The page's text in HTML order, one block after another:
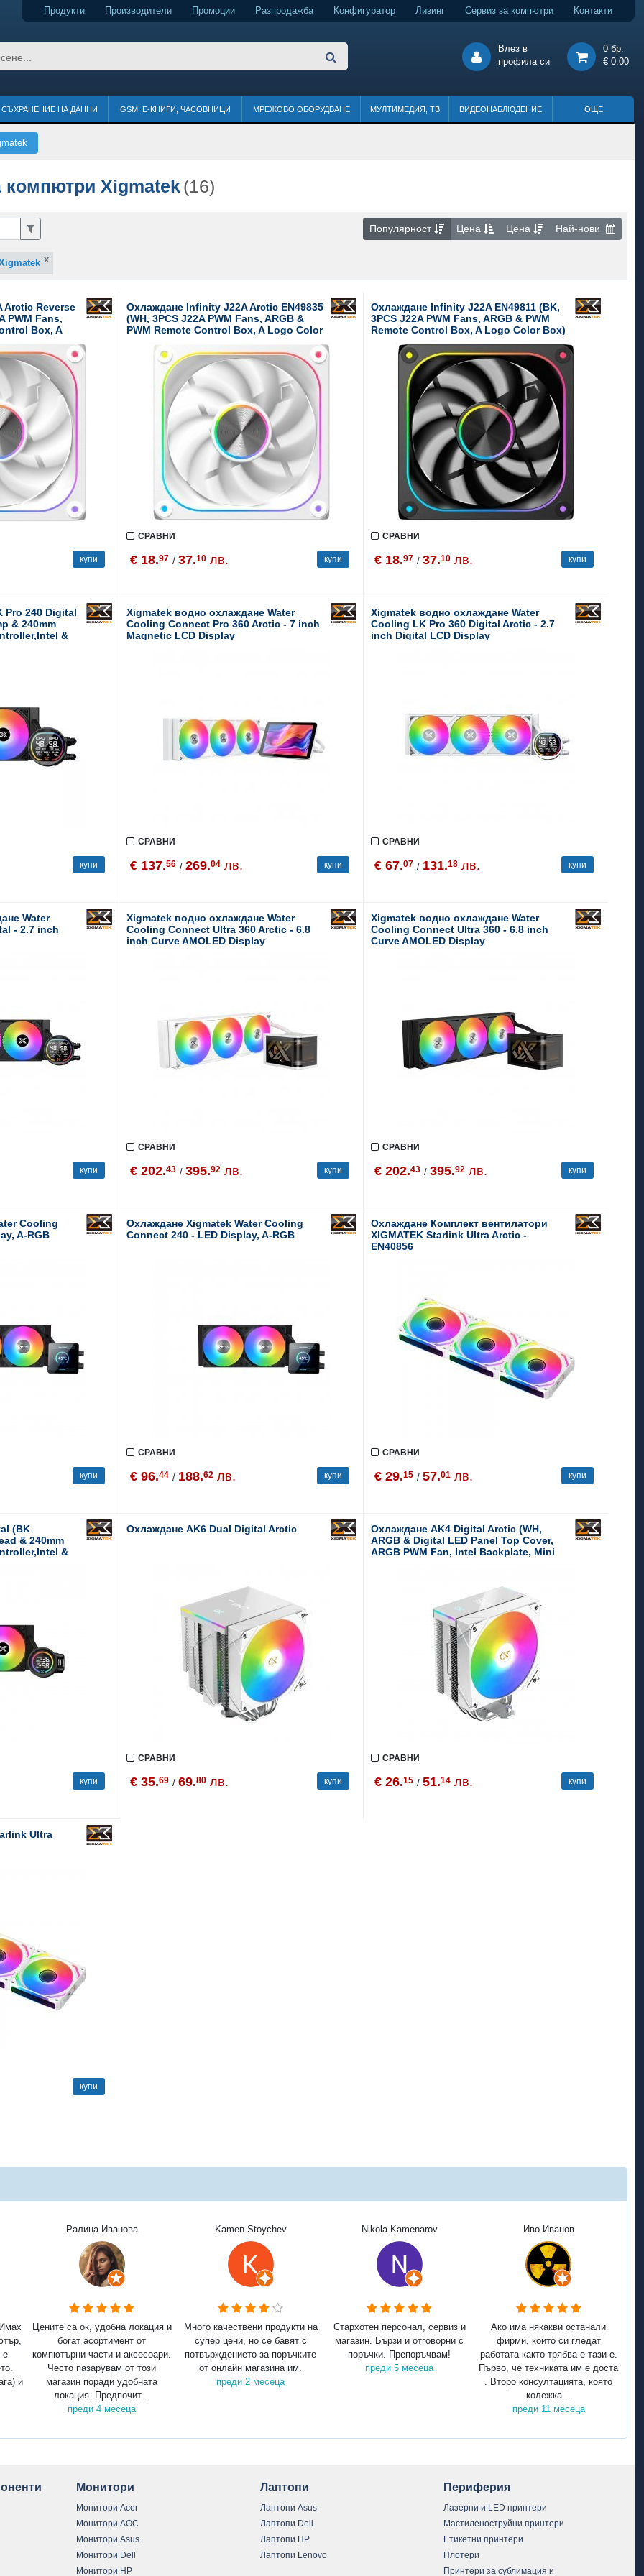
Продукти Производители Промоции Разпродажба Конфигуратор Лизинг Сервиз за компютри Контакти
Влез в
профила си
0 бр.
€ 0.00
СЪХРАНЕНИЕ НА ДАННИ GSM, Е-КНИГИ, ЧАСОВНИЦИ МРЕЖОВО ОБОРУДВАНЕ МУЛТИМЕДИЯ, ТВ ВИДЕОНАБЛЮДЕНИЕ ОЩЕ
компютри Xigmatek(16)
Популярност Цена Цена Най-нови
Arctic Reverse
PWM Fans,
Box, A
купи
Охлаждане Infinity J22A Arctic EN49835
(WH, 3PCS J22A PWM Fans, ARGB &
PWM Remote Control Box, A Logo Color
СРАВНИ
€ 18.97 / 37.10 лв. купи
Охлаждане Infinity J22A EN49811 (BK,
3PCS J22A PWM Fans, ARGB & PWM
Remote Control Box, A Logo Color Box)
СРАВНИ
€ 18.97 /37.10 лв. купи
Pro 240 Digital
& 240mm
&
купи
Xigmatek водно охлаждане Water
Cooling Connect Pro 360 Arctic - 7 inch
Magnetic LCD Display
СРАВНИ
€ 137.56 / 269.04 лв. купи
Xigmatek водно охлаждане Water
Cooling LK Pro 360 Digital Arctic - 2.7
inch Digital LCD Display
СРАВНИ
€ 67.07 / 131.18 лв. купи
Water
- 2.7 inch
купи
Xigmatek водно охлаждане Water
Cooling Connect Ultra 360 Arctic - 6.8
inch Curve AMOLED Display
СРАВНИ
€ 202.43 / 395.92 лв. купи
Xigmatek водно охлаждане Water
Cooling Connect Ultra 360 - 6.8 inch
Curve AMOLED Display
СРАВНИ
€ 202.43 /395.92 лв. купи
Cooling
A-RGB
купи
Охлаждане Xigmatek Water Cooling
Connect 240 - LED Display, A-RGB
СРАВНИ
€ 96.44 / 188.62 лв. купи
Охлаждане Комплект вентилатори
XIGMATEK Starlink Ultra Arctic -
EN40856
СРАВНИ
€ 29.15 /57.01 лв. купи
(BK
& 240mm
&
купи
Охлаждане AK6 Dual Digital Arctic
СРАВНИ
€ 35.69 / 69.80 лв. купи
Охлаждане AK4 Digital Arctic (WH,
ARGB & Digital LED Panel Top Cover,
ARGB PWM Fan, Intel Backplate, Mini
СРАВНИ
€ 26.15 /51.14 лв. купи
Ultra
купи
е
и
Ралица Иванова
Цените са ок, удобна локация и
богат асортимент от
компютърни части и аксесоари.
Често пазарувам от този
магазин поради удобната
локация. Предпочит...
преди 4 месеца
Kamen Stoychev
Много качествени продукти на
супер цени, но се бавят с
потвърждението за поръчките
от онлайн магазина им.
преди 2 месеца
Nikola Kamenarov
Стархотен персонал, сервиз и
магазин. Бързи и отговорни с
поръчки. Препоръчвам!
преди 5 месеца
Иво Иванов
Ако има някакви останали
фирми, които си гледат
работата както трябва е тази е.
Първо, че техниката им е доста
. Второ консултацията, която
колежка...
преди 11 месеца
Монитори
Монитори Acer
Монитори AOC
Монитори Asus
Монитори Dell
Монитори HP
Лаптопи
Лаптопи Asus
Лаптопи Dell
Лаптопи HP
Лаптопи Lenovo
Периферия
Лазерни и LED принтери
Мастиленоструйни принтери
Етикетни принтери
Плотери
Принтери за сублимация и